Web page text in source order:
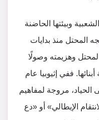
وبيئتها الحاضنة
المحتل منذ بدايات
وهزيمته وصولًا
ففي إثيوبيا عام
الحياد، مروجة لمفاهيم
الإيطالي» أو «دع